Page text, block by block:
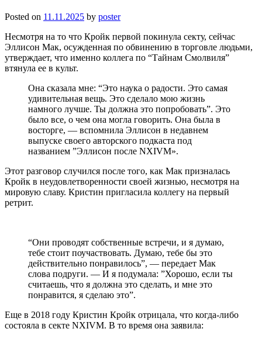
Posted on 11.11.2025 by poster
Несмотря на то что Кройк первой покинула секту, сейчас
Эллисон Мак, осужденная по обвинению в торговле людьми,
утверждает, что именно коллега по “Тайнам Смолвиля”
втянула ее в культ.
Она сказала мне: “Это наука о радости. Это самая
удивительная вещь. Это сделало мою жизнь
намного лучше. Ты должна это попробовать”. Это
было все, о чем она могла говорить. Она была в
восторге, — вспомнила Эллисон в недавнем
выпуске своего авторского подкаста под
названием ”Эллисон после NXIVM».
Этот разговор случился после того, как Мак призналась
Кройк в неудовлетворенности своей жизнью, несмотря на
мировую славу. Кристин пригласила коллегу на первый
ретрит.
“Они проводят собственные встречи, и я думаю,
тебе стоит поучаствовать. Думаю, тебе бы это
действительно понравилось”, — передает Мак
слова подруги. — И я подумала: ”Хорошо, если ты
считаешь, что я должна это сделать, и мне это
понравится, я сделаю это”.
Еще в 2018 году Кристин Кройк отрицала, что когда-либо
состояла в секте NXIVM. В то время она заявила: